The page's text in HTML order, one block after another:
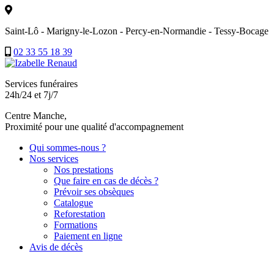
Saint-Lô - Marigny-le-Lozon - Percy-en-Normandie - Tessy-Bocage
02 33 55 18 39
Services funéraires
24h/24 et 7j/7
Centre Manche,
Proximité pour une qualité d'accompagnement
Qui sommes-nous ?
Nos services
Nos prestations
Que faire en cas de décès ?
Prévoir ses obsèques
Catalogue
Reforestation
Formations
Paiement en ligne
Avis de décès